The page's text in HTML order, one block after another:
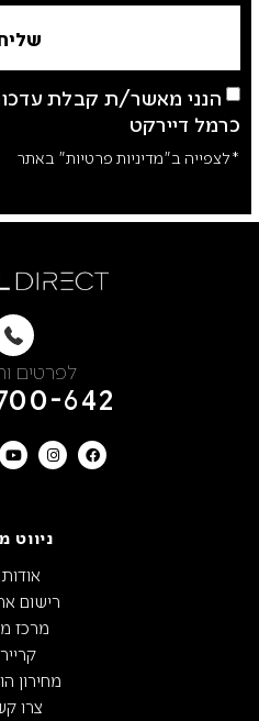
הנני מאשר/ת קבלת
כרמל דיירקט
*לצפייה ב"מדיניות פרטיות" באתר
לפרטים
642
ניווט
רישום
מרכז
מחירון
צרו